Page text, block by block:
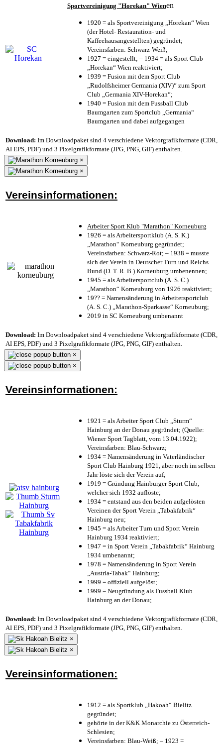
Sportvereinigung "Horekan" Wienen
1920 = als Sportvereinigung „Horekan“ Wien
(der Hotel- Restauration- und
Kaffeehausangestellten) gegründet;
Vereinsfarben: Schwarz-Weiß;
1927 = eingestellt; – 1934 = als Sport Club
„Horekan“ Wien reaktiviert;
1939 = Fusion mit dem Sport Club
„Rudolfsheimer Germania (XIV)“ zum Sport
Club „Germania XIV-Horekan“;
1940 = Fusion mit dem Fussball Club
Baumgarten zum Sportclub „Germania“
Baumgarten und dabei aufgegangen
Download: Im Downloadpaket sind 4 verschiedene Vektorgrafikformate (CDR,
AI EPS, PDF) und 3 Pixelgrafikformate (JPG, PNG, GIF) enthalten.
×
×
Vereinsinformationen:
Arbeiter Sport Klub "Marathon" Korneuburg
1926 = als Arbeitersportklub (A. S. K.)
„Marathon“ Korneuburg gegründet;
Vereinsfarben: Schwarz-Rot; – 1938 = musste
sich der Verein in Deutscher Turn und Reichs
Bund (D. T. R. B.) Korneuburg umbenennen;
1945 = als Arbeitersportclub (A. S. C.)
„Marathon“ Korneuburg von 1926 reaktiviert;
19?? = Namensänderung in Arbeitersportclub
(A. S. C.) „Marathon-Sparkasse“ Korneuburg;
2019 in SC Korneuburg umbenannt
Download: Im Downloadpaket sind 4 verschiedene Vektorgrafikformate (CDR,
AI EPS, PDF) und 3 Pixelgrafikformate (JPG, PNG, GIF) enthalten.
×
×
Vereinsinformationen:
1921 = als Arbeiter Sport Club „Sturm“
Hainburg an der Donau gegründet; (Quelle:
Wiener Sport Tagblatt, vom 13.04.1922);
Vereinsfarben: Blau-Schwarz;
1934 = Namensänderung in Vaterländischer
Sport Club Hainburg 1921, aber noch im selben
Jahr löste sich der Verein auf;
1919 = Gründung Hainburger Sport Club,
welcher sich 1932 auflöste;
1934 = entstand aus den beiden aufgelösten
Vereinen der Sport Verein „Tabakfabrik“
Hainburg neu;
1945 = als Arbeiter Turn und Sport Verein
Hainburg 1934 reaktiviert;
1947 = in Sport Verein „Tabakfabrik“ Hainburg
1934 umbenannt;
1978 = Namensänderung in Sport Verein
„Austria-Tabak“ Hainburg;
1999 = offiziell aufgelöst;
1999 = Neugründung als Fussball Klub
Hainburg an der Donau;
Download: Im Downloadpaket sind 4 verschiedene Vektorgrafikformate (CDR,
AI EPS, PDF) und 3 Pixelgrafikformate (JPG, PNG, GIF) enthalten.
×
×
Vereinsinformationen:
1912 = als Sportklub „Hakoah“ Bielitz
gegründet;
gehörte in der K&K Monarchie zu Österreich-
Schlesien;
Vereinsfarben: Blau-Weiß; – 1923 =